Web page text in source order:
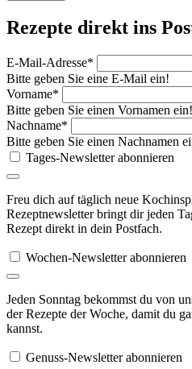
Rezepte direkt ins
E-Mail-Adresse*
Bitte geben Sie eine E-Mail ein!
Vorname*
Bitte geben Sie einen Vornamen ein!
Nachname*
Bitte geben Sie einen Nachnamen
Tages-Newsletter abonnieren
Freu dich auf täglich neue
Rezeptnewsletter bringt dir jeden
Rezept direkt in dein Postfach.
Wochen-Newsletter abonnieren
Jeden Sonntag bekommst du von
der Rezepte der Woche, damit du
kannst.
Genuss-Newsletter abonnieren